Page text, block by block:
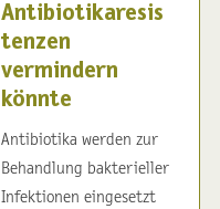
Antibiotikaresis
tenzen
vermindern
könnte
Antibiotika werden zur
Behandlung bakterieller
Infektionen eingesetzt